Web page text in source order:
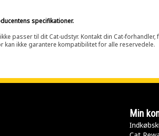
specifikationer.
passer til dit Cat-udstyr. Kontakt din Cat-
kan ikke garantere kompatibilitet for alle reservedele.
Min